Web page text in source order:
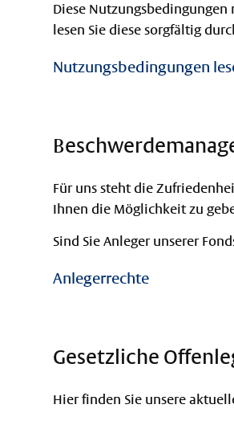
Diese
lesen Sie diese sorgfältig
Nutzungsbedingungen
Für uns steht die
Ihnen die Möglichkeit zu
Sind Sie Anleger unserer
Anlegerrechte
Gesetzliche
Hier finden Sie unsere